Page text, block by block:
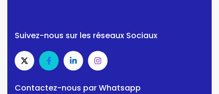
Suivez-nous sur les réseaux Sociaux
Contactez-nous par Whatsapp